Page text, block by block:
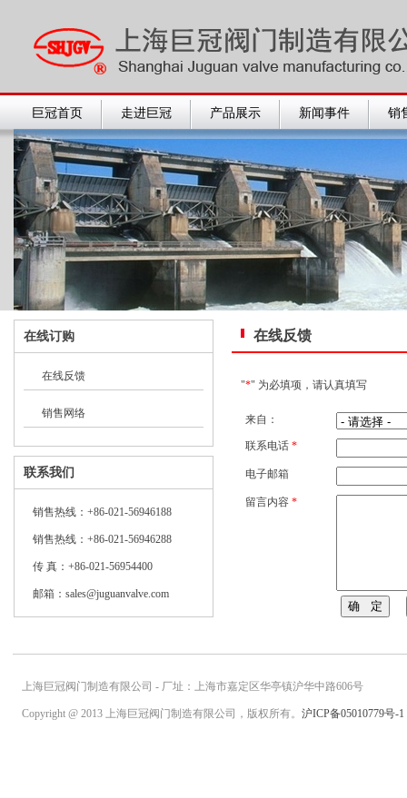
巨冠首页 走进巨冠 产品展示 新闻事件 销
在线订购
在线反馈
销售网络
联系我们
销售热线：+86-021-56946188
销售热线：+86-021-56946288
传 真：+86-021-56954400
邮箱：sales@juguanvalve.com
在线反馈
"*" 为必填项，请认真填写
来自：
联系电话 *
电子邮箱
留言内容 *
上海巨冠阀门制造有限公司 - 厂址：上海市嘉定区华亭镇沪华中路606号
Copyright @ 2013 上海巨冠阀门制造有限公司，版权所有。 沪ICP备05010779号-1